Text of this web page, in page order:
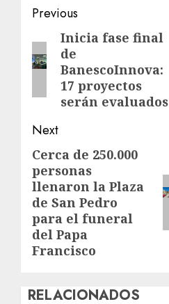
Post
navigation
Previous
Previous
post:
Inicia fase final
de
BanescoInnova:
17 proyectos
serán evaluados
Next
Next
post:
Cerca de 250.000
personas
llenaron la Plaza
de San Pedro
para el funeral
del Papa
Francisco
RELACIONADOS